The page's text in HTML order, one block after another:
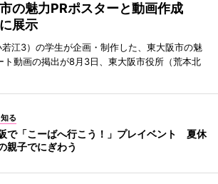
の魅力PRポスターと動画作成
展示
江3）の学生が企画・制作した、東大阪市の魅
ト動画の掲出が8月3日、東大阪市役所（荒本北
る
で「こーばへ行こう！」プレイベント 夏休
親子でにぎわう